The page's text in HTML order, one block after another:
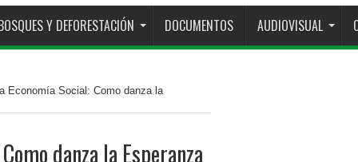
Y DEFORESTACIÓN DOCUMENTOS AUDIOVISUAL
Economía Social: Como danza la
danza la Esperanza